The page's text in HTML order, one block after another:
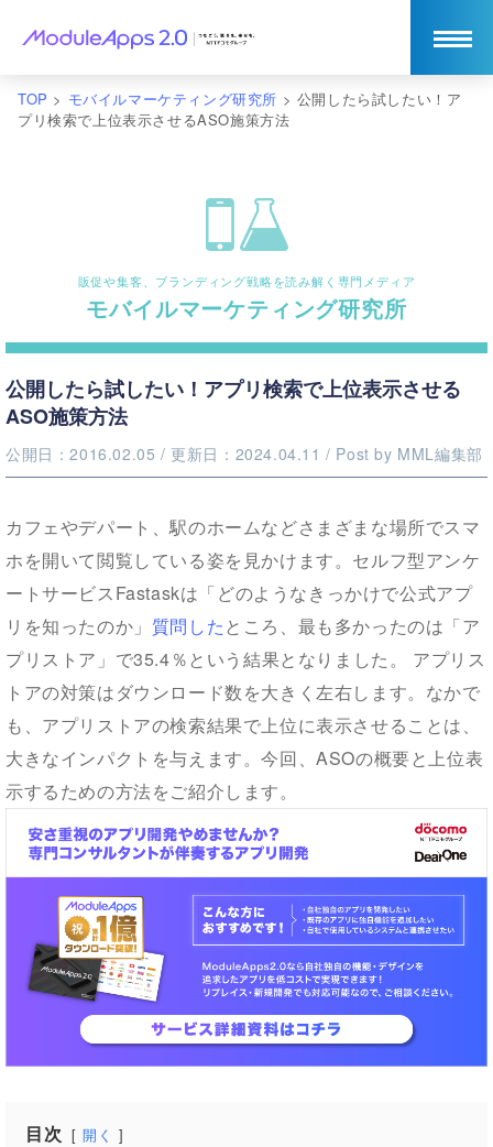
TOP > モバイルマーケティング研究所 > 公開したら試したい！ア
プリ検索で上位表示させるASO施策方法
販促や集客、ブランディング戦略を読み解く専門メディア
モバイルマーケティング研究所
公開したら試したい！アプリ検索で上位表示させる
ASO施策方法
公開日：2016.02.05 / 更新日：2024.04.11 / Post by MML編集部
カフェやデパート、駅のホームなどさまざまな場所でスマ
ホを開いて閲覧している姿を見かけます。セルフ型アンケ
ートサービスFastaskは「どのようなきっかけで公式アプ
リを知ったのか」 質問した ところ、最も多かったのは「ア
プリストア」で35.4％という結果となりました。 アプリス
トアの対策はダウンロード数を大きく左右します。なかで
も、アプリストアの検索結果で上位に表示させることは、
大きなインパクトを与えます。今回、ASOの概要と上位表
示するための方法をご紹介します。
目次 開く